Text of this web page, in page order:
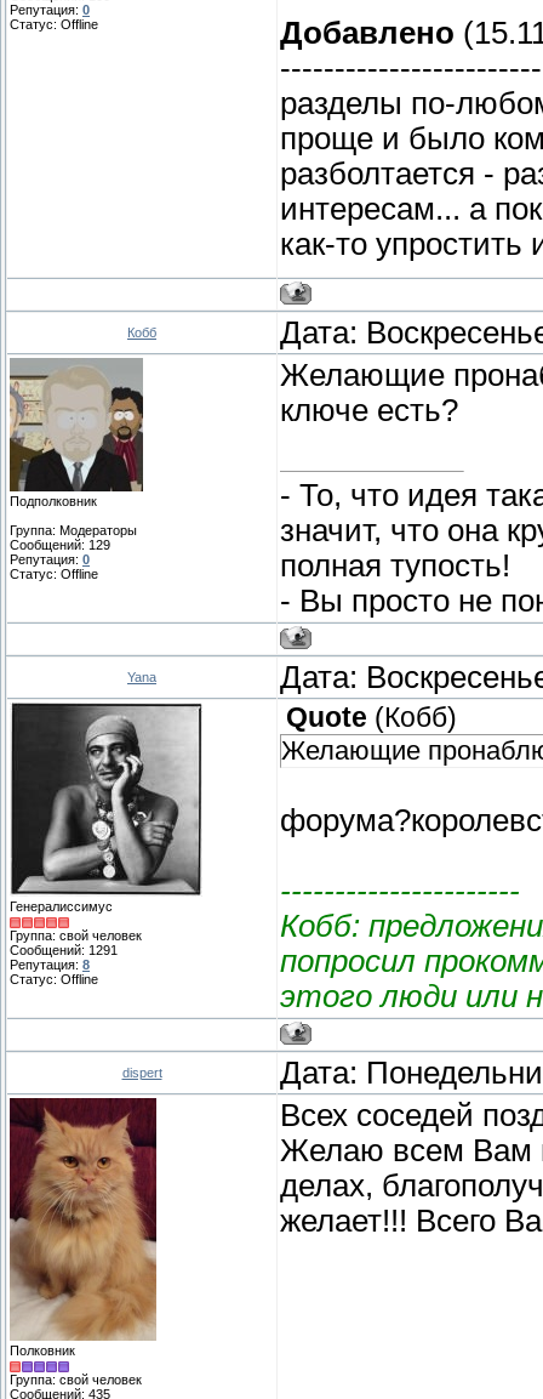
Репутация: 0
Статус: Offline
Добавлено
разделы по-
проще и было
разболтается -
интересам... а
как-то упростить
Кобб Дата:
Подполковник
Группа: Модераторы
Сообщений: 129
Репутация: 0
Статус: Offline
Желающие
ключе есть?
- То, что идея
значит, что она
полная тупость!
- Вы просто не
Yana Дата:
Генералиссимус
Группа: свой человек
Сообщений: 1291
Репутация: 8
Статус: Offline
Quote ( Кобб)
Желающие
----------------------
Кобб:
попросил
этого люди или
dispert Дата:
Полковник
Группа: свой человек
Сообщений: 435
Всех соседей
Желаю всем Вам
делах,
желает!!! Всего